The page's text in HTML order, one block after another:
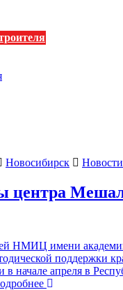
Новосибирск Новости
центра
НМИЦ имени
поддержки
начале апреля в